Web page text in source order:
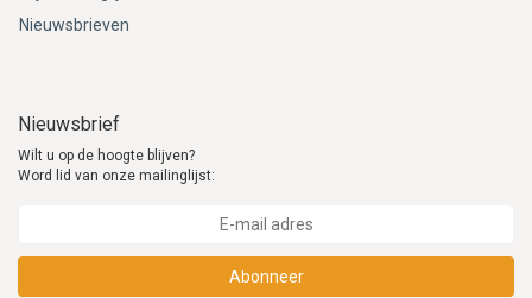
Nieuwsbrieven
Nieuwsbrief
Wilt u op de hoogte blijven?
Word lid van onze mailinglijst:
Abonneer